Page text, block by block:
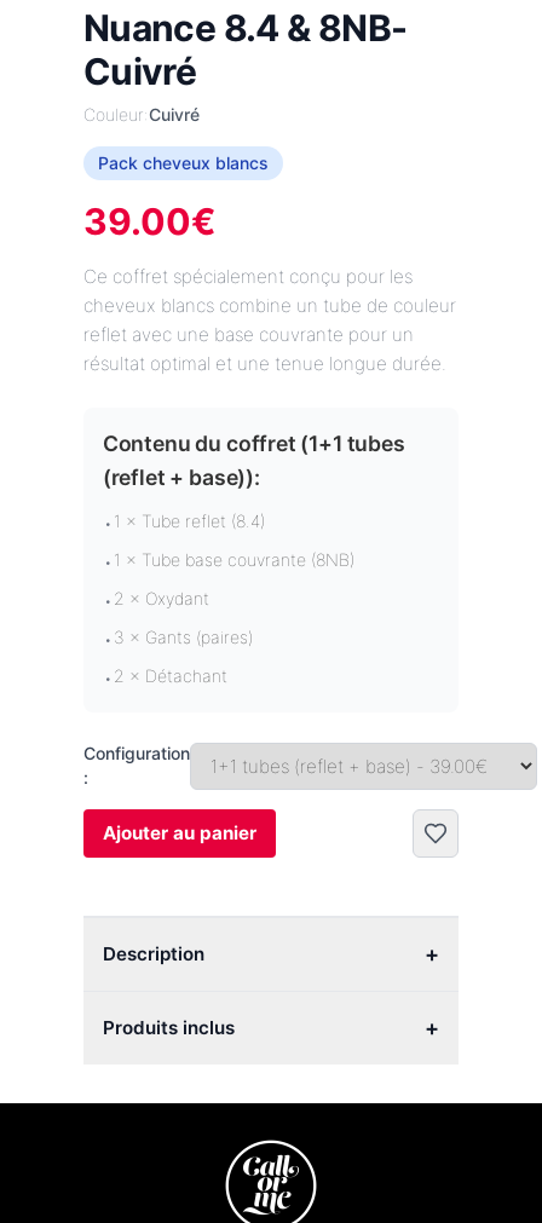
Nuance 8.4 & 8NB-
Cuivré
Couleur:Cuivré
Pack cheveux blancs
39.00€
Ce coffret spécialement conçu pour les
cheveux blancs combine un tube de couleur
reflet avec une base couvrante pour un
résultat optimal et une tenue longue durée.
Contenu du coffret (1+1 tubes
(reflet + base)):
• 1 × Tube reflet (8.4)
• 1 × Tube base couvrante (8NB)
• 2 × Oxydant
• 3 × Gants (paires)
• 2 × Détachant
Configuration
:
Ajouter au panier
Description +
Produits inclus +